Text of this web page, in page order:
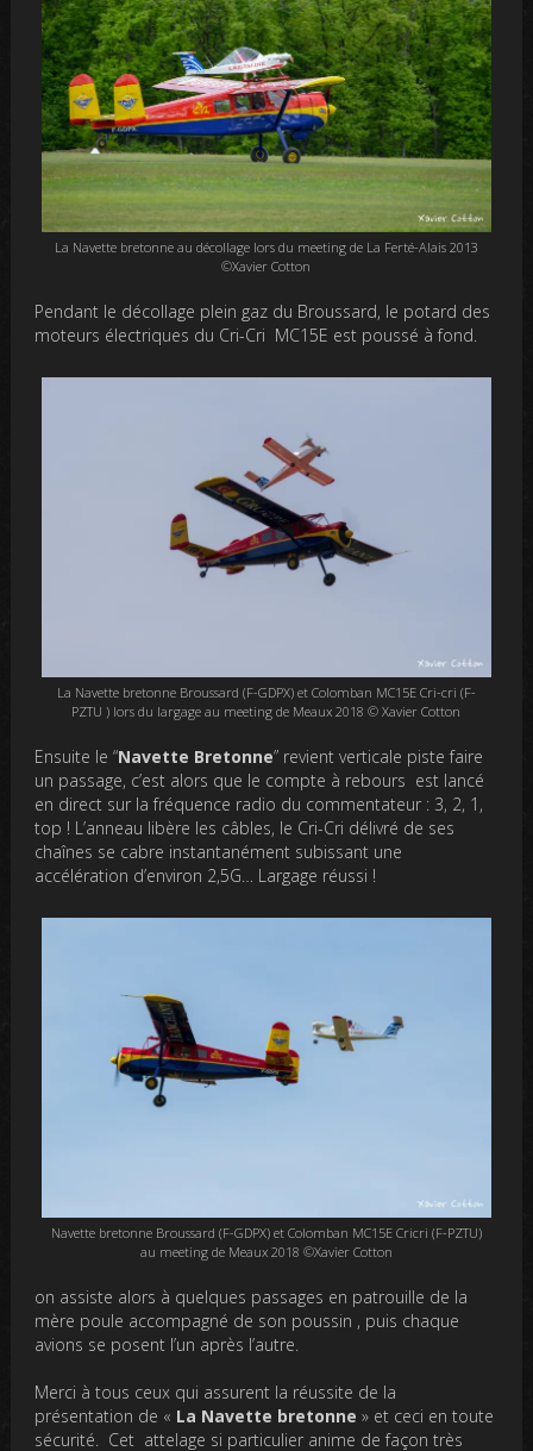
La Navette bretonne au décollage lors du meeting de La Ferté-Alais 2013
©Xavier Cotton
Pendant le décollage plein gaz du Broussard, le potard des
moteurs électriques du Cri-Cri MC15E est poussé à fond.
La Navette bretonne Broussard (F-GDPX) et Colomban MC15E Cri-cri (F-
PZTU ) lors du largage au meeting de Meaux 2018 © Xavier Cotton
Ensuite le “Navette Bretonne” revient verticale piste faire
un passage, c’est alors que le compte à rebours est lancé
en direct sur la fréquence radio du commentateur : 3, 2, 1,
top ! L’anneau libère les câbles, le Cri-Cri délivré de ses
chaînes se cabre instantanément subissant une
accélération d’environ 2,5G… Largage réussi !
Navette bretonne Broussard (F-GDPX) et Colomban MC15E Cricri (F-PZTU)
au meeting de Meaux 2018 ©Xavier Cotton
on assiste alors à quelques passages en patrouille de la
mère poule accompagné de son poussin , puis chaque
avions se posent l’un après l’autre.
Merci à tous ceux qui assurent la réussite de la
présentation de « La Navette bretonne » et ceci en toute
sécurité. Cet attelage si particulier anime de façon très